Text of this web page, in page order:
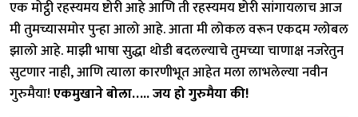
एक मोट्ठी रहस्यमय ष्टोरी आहे आणि ती रहस्यमय ष्टोरी सांगायलाच आज
मी तुमच्यासमोर पुन्हा आलो आहे. आता मी लोकल वरून एकदम ग्लोबल
झालो आहे. माझी भाषा सुद्धा थोडी बदलल्याचे तुमच्या चाणाक्ष नजरेतुन
सुटणार नाही, आणि त्याला कारणीभूत आहेत मला लाभलेल्या नवीन
गुरुमैया!एकमुखाने बोला….. जय हो गुरुमैया की!